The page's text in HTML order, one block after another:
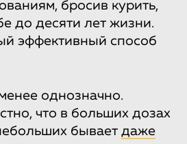
бросив курить,
до десяти лет жизни.
эффективный способ
однозначно.
что в больших дозах
бывает даже